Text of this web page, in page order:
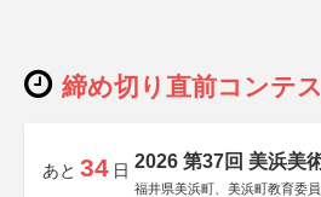
締め切り直前コンテ
あと 34 日 2026 第37回 美浜美
福井県美浜町、美浜町教育委